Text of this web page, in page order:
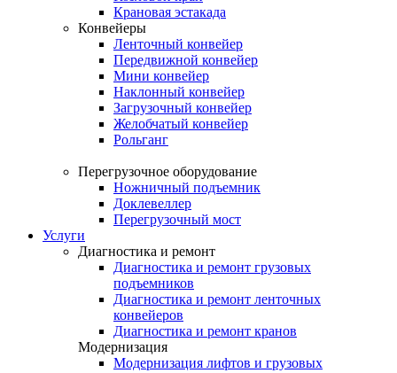
Крановая эстакада
Конвейеры
Ленточный конвейер
Передвижной конвейер
Мини конвейер
Наклонный конвейер
Загрузочный конвейер
Желобчатый конвейер
Рольганг
Перегрузочное оборудование
Ножничный подъемник
Доклевеллер
Перегрузочный мост
Услуги
Диагностика и ремонт
Диагностика и ремонт грузовых
подъемников
Диагностика и ремонт ленточных
конвейеров
Диагностика и ремонт кранов
Модернизация
Модернизация лифтов и грузовых